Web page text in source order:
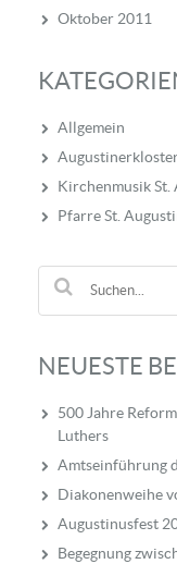
Oktober 2011
Allgemein
Kirchenmusik St.
Pfarre St.
NEUESTE
500 Jahre
Luthers
Amtseinführung
Diakonenweihe
Augustinusfest
Begegnung